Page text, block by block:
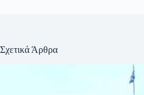
Σχετικά Άρθρα